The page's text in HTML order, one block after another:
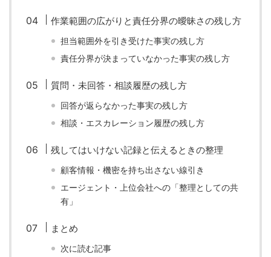
作業範囲の広がりと責任分界の曖昧さの残し方
担当範囲外を引き受けた事実の残し方
責任分界が決まっていなかった事実の残し方
質問・未回答・相談履歴の残し方
回答が返らなかった事実の残し方
相談・エスカレーション履歴の残し方
残してはいけない記録と伝えるときの整理
顧客情報・機密を持ち出さない線引き
エージェント・上位会社への「整理としての共
有」
まとめ
次に読む記事